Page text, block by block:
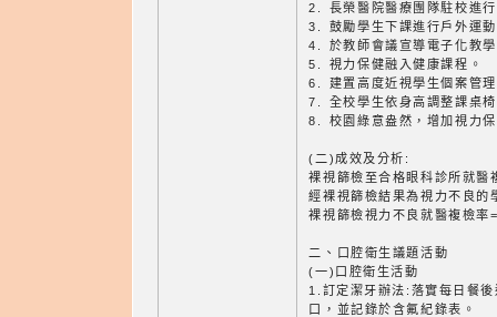
2. 長榮醫院醫療團隊駐校進
3. 鼓勵學生下課進行戶外運
4. 於教師會議宣導電子化教
5. 視力保健融入健康課程。
6. 建置高度近視學生個案管
7. 全校學生依身高調整課桌
8. 校園綠意盎然，增加視力
(二)成效及分析:
裸視篩檢至合格眼科診所就醫
經裸視篩檢結果為視力不良的
裸視篩檢視力不良就醫複檢率
二、口腔衛生議題活動
(一)口腔衛生活動
1.訂定潔牙辦法:落實每日餐
口，並記錄於含氟紀錄表。